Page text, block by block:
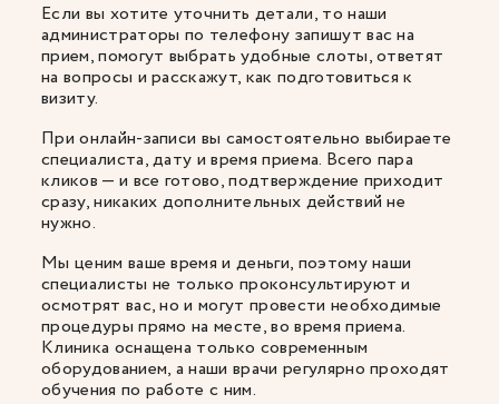
Если вы хотите уточнить детали, то наши
администраторы по телефону запишут вас на
прием, помогут выбрать удобные слоты, ответят
на вопросы и расскажут, как подготовиться к
визиту.
При онлайн-записи вы самостоятельно выбираете
специалиста, дату и время приема. Всего пара
кликов — и все готово, подтверждение приходит
сразу, никаких дополнительных действий не
нужно.
Мы ценим ваше время и деньги, поэтому наши
специалисты не только проконсультируют и
осмотрят вас, но и могут провести необходимые
процедуры прямо на месте, во время приема.
Клиника оснащена только современным
оборудованием, а наши врачи регулярно проходят
обучения по работе с ним.